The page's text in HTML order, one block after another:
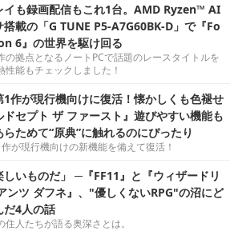
イも録画配信もこれ1台。AMD Ryzen™ AI
搭載の「G TUNE P5-A7G60BK-D」で『Fo
6』の世界を駆け回る
の拠点となるノートPCで話題のレースタイトルを
性能もチェックしました！
1作が現行機向けに復活！懐かしくも色褪せ
ドセプト ザ ファースト』遊びやすい機能も
ためて“原典”に触れるのにぴったり
が現行機向けの新機能を備えて復活！
しいものだ」 ─『FF11』と『ウィザードリ
ンツ ダフネ』、"優しくないRPG"の沼にど
だ4人の話
住人たちが語る奥深さとは。